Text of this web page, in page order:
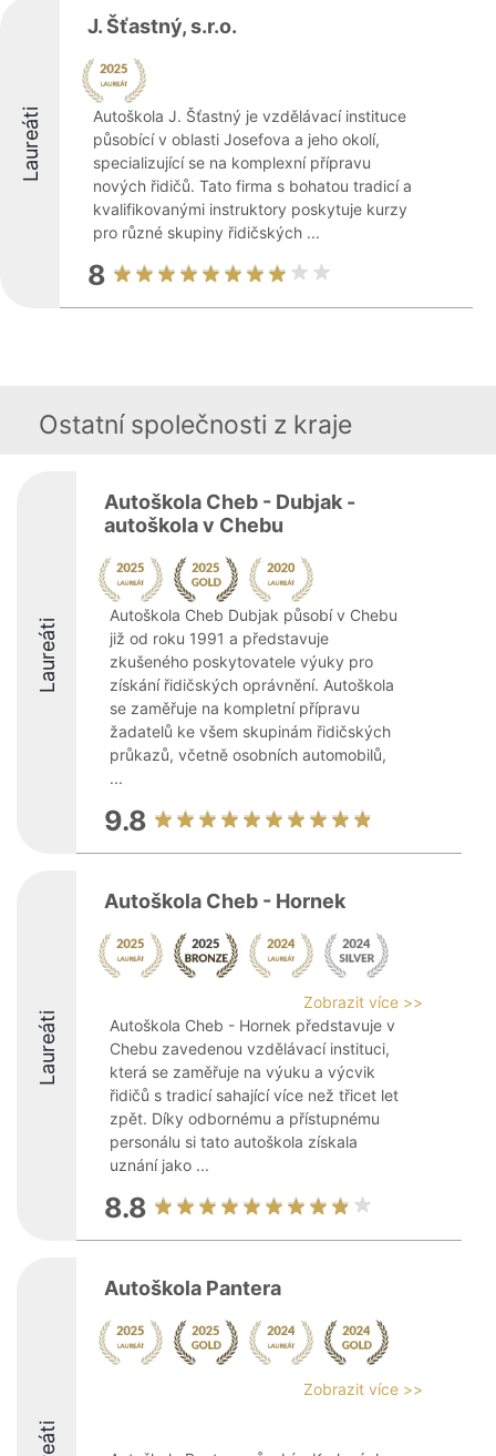
Laureáti
J. Šťastný, s.r.o.
Autoškola J. Šťastný je vzdělávací instituce
působící v oblasti Josefova a jeho okolí,
specializující se na komplexní přípravu
nových řidičů. Tato firma s bohatou tradicí a
kvalifikovanými instruktory poskytuje kurzy
pro různé skupiny řidičských ...
8
Ostatní společnosti z kraje
Laureáti
Autoškola Cheb - Dubjak -
autoškola v Chebu
Autoškola Cheb Dubjak působí v Chebu
již od roku 1991 a představuje
zkušeného poskytovatele výuky pro
získání řidičských oprávnění. Autoškola
se zaměřuje na kompletní přípravu
žadatelů ke všem skupinám řidičských
průkazů, včetně osobních automobilů,
...
9.8
Laureáti
Autoškola Cheb - Hornek
Zobrazit více >>
Autoškola Cheb - Hornek představuje v
Chebu zavedenou vzdělávací instituci,
která se zaměřuje na výuku a výcvik
řidičů s tradicí sahající více než třicet let
zpět. Díky odbornému a přístupnému
personálu si tato autoškola získala
uznání jako ...
8.8
Autoškola Pantera
Zobrazit více >>